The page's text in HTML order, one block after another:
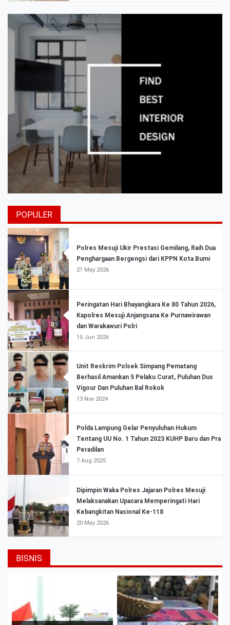
POPULER
Polres Mesuji Ukir Prestasi Gemilang, Raih Dua
Penghargaan Bergengsi dari KPPN Kota Bumi
21 May 2026
Peringatan Hari Bhayangkara Ke 80 Tahun 2026,
Kapolres Mesuji Anjangsana Ke Purnawirawan
dan Warakawuri Polri
15 Jun 2026
Unit Reskrim Polsek Simpang Pematang
Berhasil Amankan 5 Pelaku Curat, Puluhan Dus
Vigour Dan Puluhan Bal Rokok
13 Nov 2024
Polda Lampung Gelar Penyuluhan Hukum
Tentang UU No. 1 Tahun 2023 KUHP Baru dan Pra
Peradilan
7 Aug 2025
Dipimpin Waka Polres Jajaran Polres Mesuji
Melaksanakan Upacara Memperingati Hari
Kebangkitan Nasional Ke-118
20 May 2026
BISNIS